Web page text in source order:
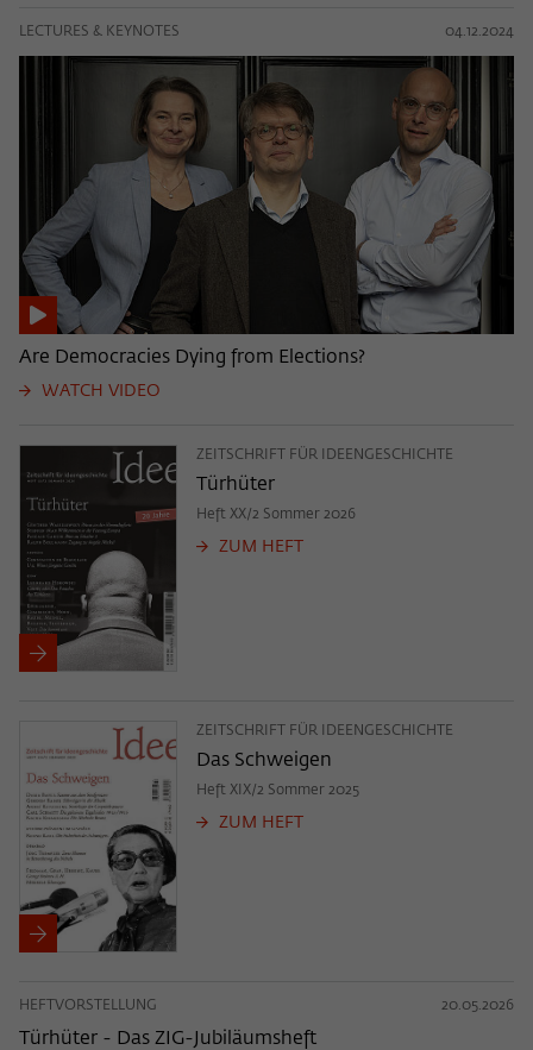
LECTURES & KEYNOTES 04.12.2024
Are Democracies Dying from Elections?
WATCH VIDEO
ZEITSCHRIFT FÜR IDEENGESCHICHTE
Türhüter
Heft XX/2 Sommer 2026
ZUM HEFT
ZEITSCHRIFT FÜR IDEENGESCHICHTE
Das Schweigen
Heft XIX/2 Sommer 2025
ZUM HEFT
HEFTVORSTELLUNG 20.05.2026
Türhüter - Das ZIG-Jubiläumsheft